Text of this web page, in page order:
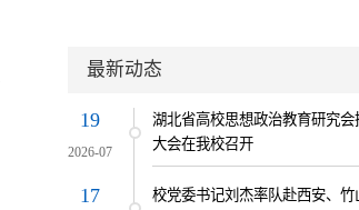
最新动态
19
2026-07
湖北省高校思想政治教育研究会
大会在我校召开
17
校党委书记刘杰率队赴西安、竹